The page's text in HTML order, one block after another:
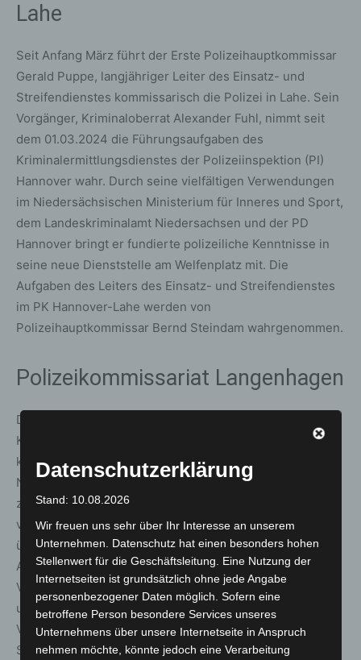
Lahe
Seit Anfang März führt der Erste Polizeihauptkommissar
Gerald Puppe, langjähriger Leiter des Einsatz- und
Streifendienstes kommissarisch die Polizei in Lahe. Sein
Vorgänger, Kriminaloberrat Alexander Fuhl, nimmt seit
dem 01.03.2024 die Führungsaufgaben des
Kriminalermittlungsdienstes der Polizeiinspektion (PI)
Hannover wahr. Durch seine vielfältigen Verwendungen
im Niedersächsischen Ministerium für Inneres und Sport,
dem Landeskriminalamt Niedersachsen und der PD
Hannover bringt er fundierte polizeiliche Kenntnisse in
seine neue Dienststelle am Welfenplatz mit. Die
Aufgaben des Leiters des Einsatz- und Streifendienstes
im PK Hannover-Lahe werden von
Polizeihauptkommissar Bernd Steindam wahrgenommen.
Polizeikommissariat Langenhagen
Der Leiter des Kriminalermittlungsdienstes, Erster
Kriminalhauptkommissar Oliver Bunke, hat als
kommissarischer Nachfolger von Polizeioberrat (POR)
Nils Becker die Leitung der Polizei in Langenhagen bis
zur Neubesetzung des Dienstpostens, die
voraussichtlich Anfang Oktober zu erwarten ist,
übernommen. POR Becker wurde zum 01.03.2024 die
Aufgabe des Referenten für den Bereich Einsatz und
Verkehr im Niedersächsischen Ministerium für Inneres
und Sport übertragen. Nils Becker bringt durch seine
Verwendung im Kriminaldauerdienst, im Einsatz- und
Streifendienst und in einer Verfügungseinheit sowie
Datenschutzerklärung
Stand: 10.08.2026
Wir freuen uns sehr über Ihr Interesse an unserem
Unternehmen. Datenschutz hat einen besonders hohen
Stellenwert für die Geschäftsleitung. Eine Nutzung der
Internetseiten ist grundsätzlich ohne jede Angabe
personenbezogener Daten möglich. Sofern eine
betroffene Person besondere Services unseres
Unternehmens über unsere Internetseite in Anspruch
nehmen möchte, könnte jedoch eine Verarbeitung